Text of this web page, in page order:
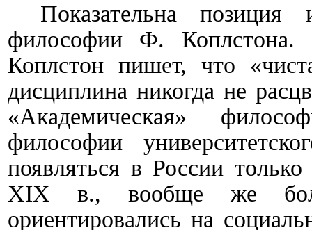
Показательна позиция
философии Ф.
Коплстон пишет, что
дисциплина никогда не
«Академическая»
философии
появляться в России
XIX в., вообще же
ориентировались на